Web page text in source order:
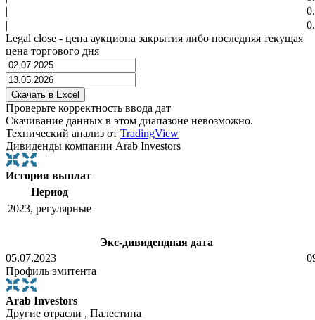
|
|
Legal close - цена аукциона закрытия либо последняя текущая
цена торгового дня
Проверьте корректность ввода дат
Скачивание данных в этом диапазоне невозможно.
Технический анализ от TradingView
Дивиденды компании Arab Investors
История выплат
Период
2023, регулярные
Экс-дивидендная дата
05.07.2023
Профиль эмитента
Arab Investors
Другие отрасли , Палестина